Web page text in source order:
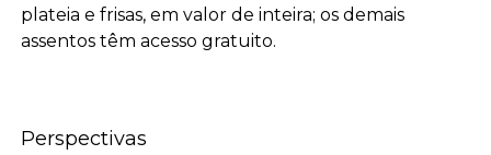
plateia e frisas, em valor de inteira; os demais
assentos têm acesso gratuito.
Perspectivas